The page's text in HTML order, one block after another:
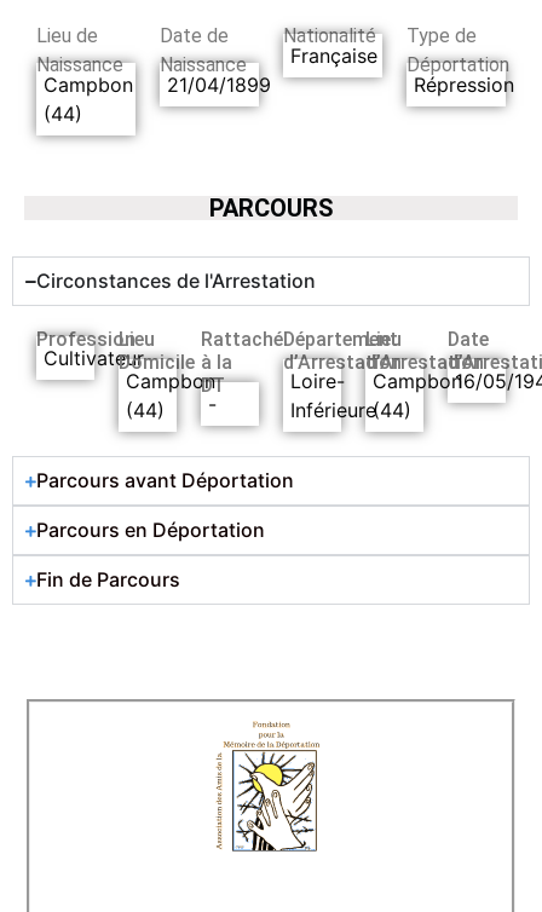
Lieu de
Naissance
Campbon
(44)
Date de
Naissance
21/04/1899
Nationalité
Française
Type de
Déportation
Répression
PARCOURS
Circonstances de l'Arrestation
Profession
Cultivateur
Lieu
Domicile
Campbon
(44)
Rattaché
à la
DT
-
Département
d’Arrestation
Loire-
Inférieure
Lieu
d’Arrestation
Campbon
(44)
Date
16/05/
Parcours avant Déportation
Parcours en Déportation
Fin de Parcours